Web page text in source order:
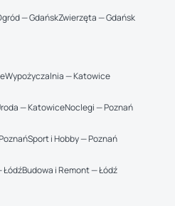
— GdańskZwierzęta — Gdańsk
Wypożyczalnia — Katowice
— KatowiceNoclegi — Poznań
Sport i Hobby — Poznań
ŁódźBudowa i Remont — Łódź